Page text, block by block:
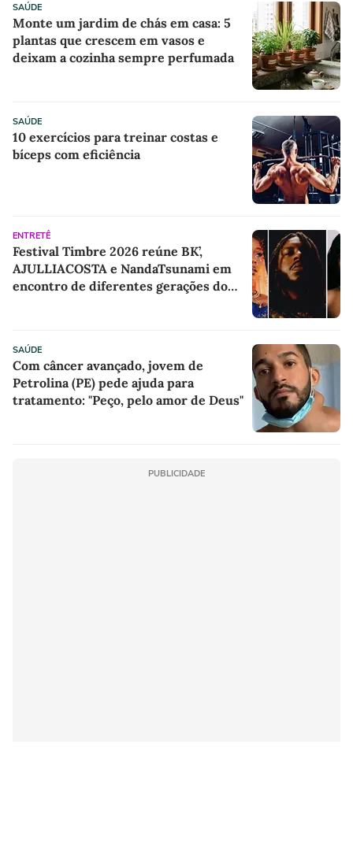
SAÚDE
Monte um jardim de chás em casa: 5
plantas que crescem em vasos e
deixam a cozinha sempre perfumada
SAÚDE
10 exercícios para treinar costas e
bíceps com eficiência
ENTRETÊ
Festival Timbre 2026 reúne BK’,
AJULLIACOSTA e NandaTsunami em
encontro de diferentes gerações do
SAÚDE
Com câncer avançado, jovem de
Petrolina (PE) pede ajuda para
tratamento: "Peço, pelo amor de Deus"
PUBLICIDADE